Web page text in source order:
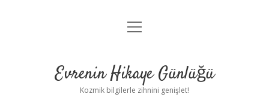
Anasayfa
Yasal Uyarı
menüyü
Evrenin Hikaye Günlüğü
Kozmik bilgilerle zihnini genişlet!